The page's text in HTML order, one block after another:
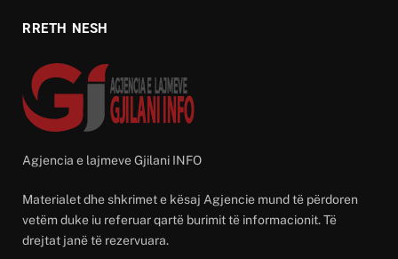
RRETH NESH
Agjencia e lajmeve Gjilani INFO
Materialet dhe shkrimet e kësaj Agjencie mund të përdoren
vetëm duke iu referuar qartë burimit të informacionit. Të
drejtat janë të rezervuara.